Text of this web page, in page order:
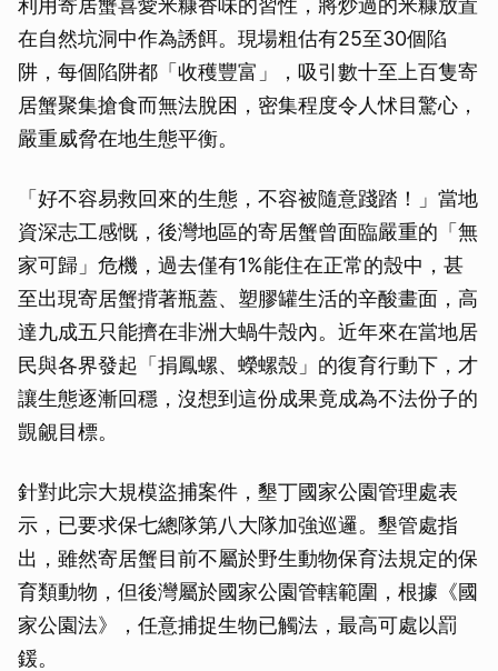
利用寄居蟹喜愛米糠香味的習性，將炒過的米糠放置
在自然坑洞中作為誘餌。現場粗估有25至30個陷
阱，每個陷阱都「收穫豐富」，吸引數十至上百隻寄
居蟹聚集搶食而無法脫困，密集程度令人怵目驚心，
嚴重威脅在地生態平衡。
「好不容易救回來的生態，不容被隨意踐踏！」當地
資深志工感慨，後灣地區的寄居蟹曾面臨嚴重的「無
家可歸」危機，過去僅有1%能住在正常的殼中，甚
至出現寄居蟹揹著瓶蓋、塑膠罐生活的辛酸畫面，高
達九成五只能擠在非洲大蝸牛殼內。近年來在當地居
民與各界發起「捐鳳螺、蠑螺殼」的復育行動下，才
讓生態逐漸回穩，沒想到這份成果竟成為不法份子的
覬覦目標。
針對此宗大規模盜捕案件，墾丁國家公園管理處表
示，已要求保七總隊第八大隊加強巡邏。墾管處指
出，雖然寄居蟹目前不屬於野生動物保育法規定的保
育類動物，但後灣屬於國家公園管轄範圍，根據《國
家公園法》，任意捕捉生物已觸法，最高可處以罰
鍰。